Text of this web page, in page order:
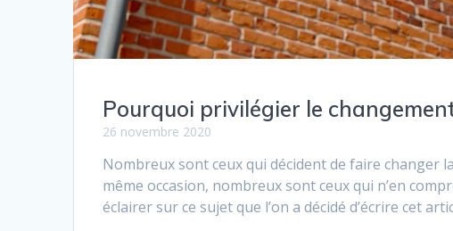
Pourquoi privilégier le
26 novembre 2020
Nombreux sont ceux qui décident de faire changer
même occasion, nombreux sont ceux qui n’en
éclairer sur ce sujet que l’on a décidé d’écrire cet